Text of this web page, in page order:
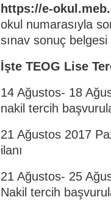
https://e-
okul numarasıyla
sınav sonuç
İşte TEOG Lise
14 Ağustos- 18
nakil tercih
21 Ağustos 2017
ilanı
21 Ağustos- 25
Nakil tercih